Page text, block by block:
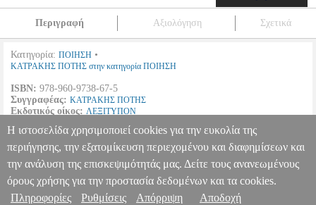
Περιγραφή Αξιολόγηση Σχετικά
Κατηγορία: ΠΟΙΗΣΗ •
ΚΑΤΡΑΚΗΣ ΠΟΤΗΣ στην κατηγορία ΠΟΙΗΣΗ
ISBN: 978-960-9738-67-5
Συγγραφέας: ΚΑΤΡΑΚΗΣ ΠΟΤΗΣ
Εκδοτικός οίκος: ΛΕΞΙΤΥΠΟΝ
Διαστάσεις:14Χ20, 5
Ημερομηνία Έκδοσης: Μάιος 2013
ΤΑ ΠΑΡΑΔΟΣΙΑΚΑ ΤΟΜΟΣ 8 BKS.0958248 BKS.0958248
ΚΑΤΡΑΚΗΣ ΠΟΤΗΣ ΚΑΤΡΑΚΗΣ ΠΟΤΗΣ ΠΟΙΗΣΗ Κατηγορία:
ΠΟΙΗΣΗ •ΚΑΤΡΑΚΗΣ ΠΟΤΗΣ στην κατηγορία ΠΟΙΗΣΗ ISBN:
Πληροφορίες & Υπηρεσίες >
Η ιστοσελίδα χρησιμοποιεί cookies για την ευκολία της
περιήγησης, την εξατομίκευση περιεχομένου και διαφημίσεων και
την ανάλυση της επισκεψιμότητάς μας. Δείτε τους ανανεωμένους
όρους χρήσης για την προστασία δεδομένων και τα cookies.
Πληροφορίες
Ρυθμίσεις Απόρριψη Αποδοχή